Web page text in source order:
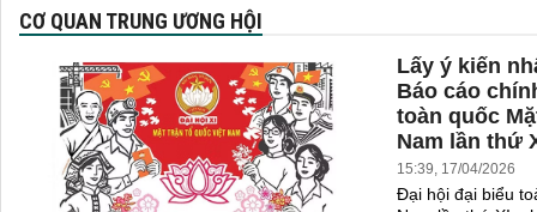
CƠ QUAN TRUNG ƯƠNG HỘI
Lấy ý kiến
Báo cáo
toàn quốc
Nam lần thứ
15:39, 17/04/2026
Đại hội đại biểu